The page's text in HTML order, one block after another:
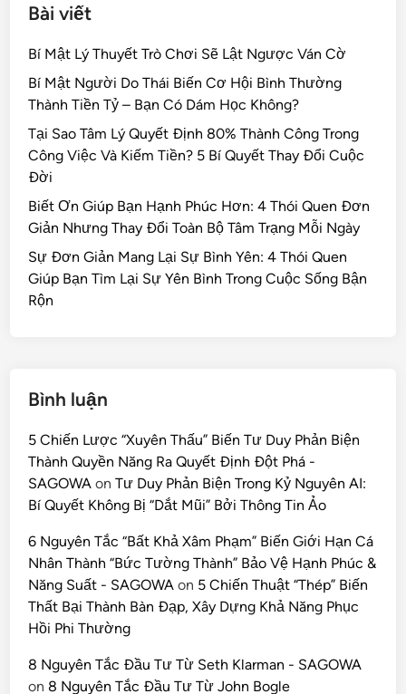
Bài viết
Bí Mật Lý Thuyết Trò Chơi Sẽ Lật Ngược Ván Cờ
Bí Mật Người Do Thái Biến Cơ Hội Bình Thường
Thành Tiền Tỷ – Bạn Có Dám Học Không?
Tại Sao Tâm Lý Quyết Định 80% Thành Công Trong
Công Việc Và Kiếm Tiền? 5 Bí Quyết Thay Đổi Cuộc
Đời
Biết Ơn Giúp Bạn Hạnh Phúc Hơn: 4 Thói Quen Đơn
Giản Nhưng Thay Đổi Toàn Bộ Tâm Trạng Mỗi Ngày
Sự Đơn Giản Mang Lại Sự Bình Yên: 4 Thói Quen
Giúp Bạn Tìm Lại Sự Yên Bình Trong Cuộc Sống Bận
Rộn
Bình luận
5 Chiến Lược “Xuyên Thấu” Biến Tư Duy Phản Biện
Thành Quyền Năng Ra Quyết Định Đột Phá -
SAGOWA onTư Duy Phản Biện Trong Kỷ Nguyên AI:
Bí Quyết Không Bị “Dắt Mũi” Bởi Thông Tin Ảo
6 Nguyên Tắc “Bất Khả Xâm Phạm” Biến Giới Hạn Cá
Nhân Thành “Bức Tường Thành” Bảo Vệ Hạnh Phúc &
Năng Suất - SAGOWA on 5 Chiến Thuật “Thép” Biến
Thất Bại Thành Bàn Đạp, Xây Dựng Khả Năng Phục
Hồi Phi Thường
8 Nguyên Tắc Đầu Tư Từ Seth Klarman - SAGOWA
on 8 Nguyên Tắc Đầu Tư Từ John Bogle